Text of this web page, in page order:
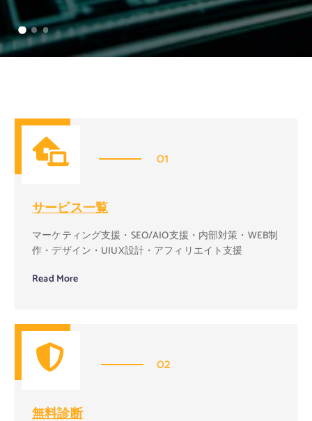
01
サービス一覧
マーケティング支援・SEO/AIO支援・内部対策・WEB制
作・デザイン・UIUX設計・アフィリエイト支援
Read More
02
無料診断